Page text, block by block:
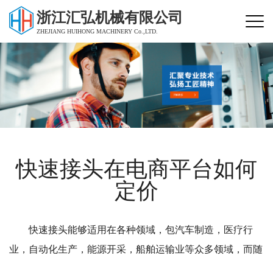
浙江汇弘机械有限公司
ZHEJIANG HUIHONG MACHINERY Co.,LTD.
快速接头在电商平台如何
定价
快速接头能够适用在各种领域，包汽车制造，医疗行
业，自动化生产，能源开采，船舶运输业等众多领域，而随